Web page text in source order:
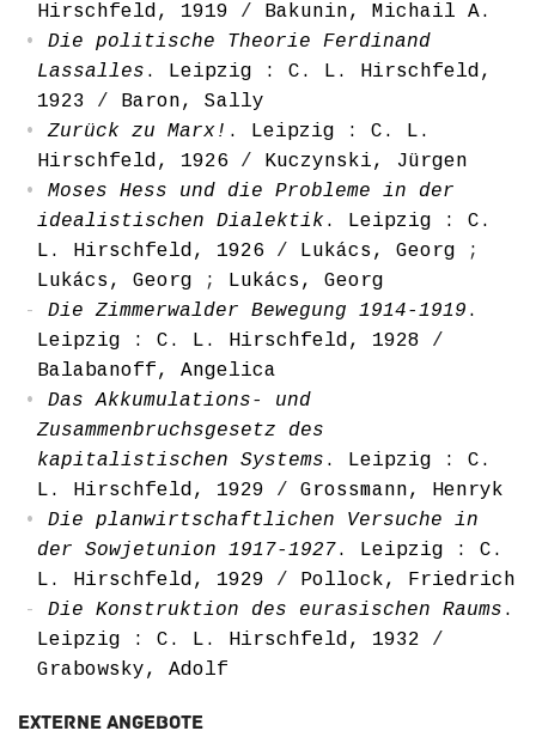
Hirschfeld, 1919 / Bakunin, Michail A.
Die politische Theorie Ferdinand
Lassalles . Leipzig : C. L. Hirschfeld,
1923
/ Baron, Sally
Zurück zu Marx! . Leipzig : C. L.
Hirschfeld, 1926 / Kuczynski, Jürgen
Moses Hess und die Probleme in der
idealistischen Dialektik . Leipzig : C.
L. Hirschfeld, 1926 / Lukács, Georg
;
Lukács, Georg
; Lukács, Georg
Die Zimmerwalder Bewegung 1914-1919 .
Leipzig : C. L. Hirschfeld, 1928 /
Balabanoff, Angelica
Das Akkumulations- und
Zusammenbruchsgesetz des
kapitalistischen Systems . Leipzig : C.
L. Hirschfeld, 1929 / Grossmann, Henryk
Die planwirtschaftlichen Versuche in
der Sowjetunion 1917-1927. Leipzig : C.
L. Hirschfeld, 1929 / Pollock, Friedrich
Die Konstruktion des eurasischen Raums .
Leipzig : C. L. Hirschfeld, 1932 /
Grabowsky, Adolf
Externe Angebote